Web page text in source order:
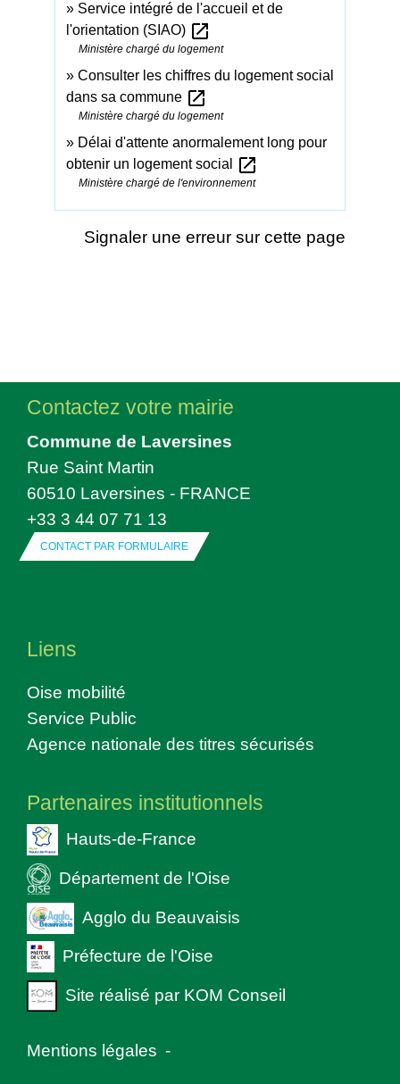
Service intégré de l'accueil et de
l'orientation (SIAO) open_in_new
Ministère chargé du logement
Consulter les chiffres du logement social
dans sa commune open_in_new
Ministère chargé du logement
Délai d'attente anormalement long pour
obtenir un logement social
open_in_new
Ministère chargé de l'environnement
Signaler une erreur sur cette page
Contactez votre mairie
Commune de Laversines
Rue Saint Martin
60510 Laversines - FRANCE
+33 3 44 07 71 13
CONTACT PAR FORMULAIRE
Liens
Oise mobilité
Service Public
Agence nationale des titres sécurisés
Partenaires institutionnels
Hauts-de-France
Département de l'Oise
Agglo du Beauvaisis
Préfecture de l'Oise
Site réalisé par KOM Conseil
Mentions légales -